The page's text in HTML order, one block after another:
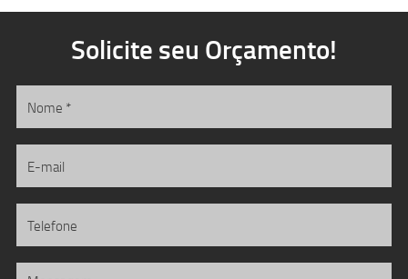
Solicite seu Orçamento!